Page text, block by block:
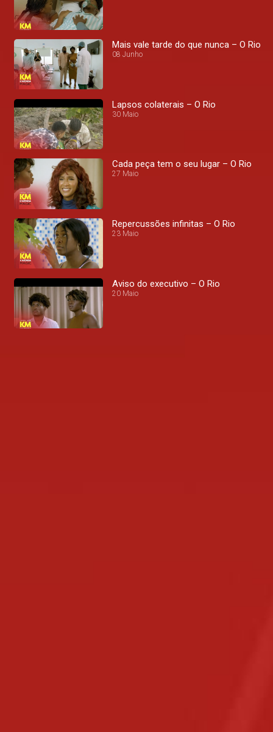
Mais vale tarde do que nunca – O Rio
08 Junho
Lapsos colaterais – O Rio
30 Maio
Cada peça tem o seu lugar – O Rio
27 Maio
Repercussões infinitas – O Rio
23 Maio
Aviso do executivo – O Rio
20 Maio